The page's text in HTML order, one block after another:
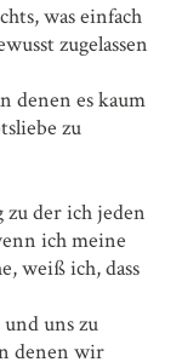
was einfach
zugelassen
denen es kaum
zu
der ich jeden
ich meine
weiß ich, dass
uns zu
denen wir